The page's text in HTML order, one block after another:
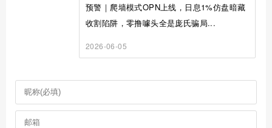
预警｜爬墙模式OPN上线，日息1%仿盘暗藏
收割陷阱，零撸噱头全是庞氏骗局...
2026-06-05